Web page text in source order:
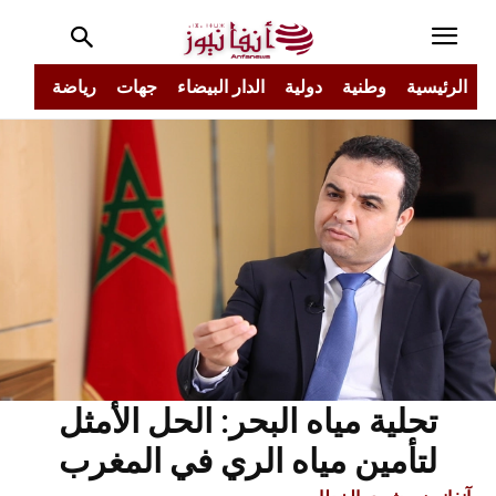
الرئيسية وطنية دولية الدار البيضاء جهات رياضة
تحلية مياه البحر: الحل الأمثل
لتأمين مياه الري في المغرب